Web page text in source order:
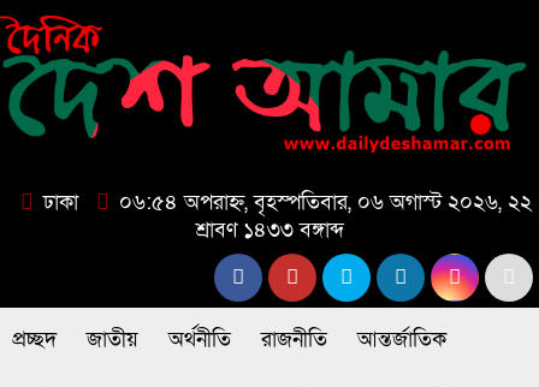
ঢাকা
০৬:৫৪ অপরাহ্ন, বৃহস্পতিবার, ০৬ অগাস্ট ২০২৬, ২২
শ্রাবণ ১৪৩৩ বঙ্গাব্দ
প্রচ্ছদ জাতীয় অর্থনীতি রাজনীতি আন্তর্জাতিক